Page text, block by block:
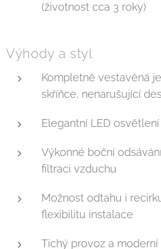
(životnost cca 3 roky)
Výhody a styl
Kompletně vestavěná
skříňce, nenarušující
Elegantní LED
Výkonné boční
filtraci vzduchu
Možnost odtahu i
flexibilitu instalace
Tichý provoz a